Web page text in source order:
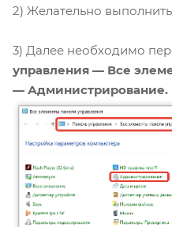
2) Желательно
3) Далее необходимо
управления — Все
— Администрирование.